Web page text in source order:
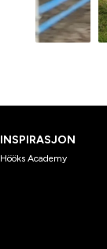
INSPIRASJON
Hööks Academy